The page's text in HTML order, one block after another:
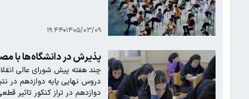
۱۴۰۵/۰۳/۰۹ ۱۹:۴۴
پذیرش در دانشگاه‌ها با
چند هفته پیش شورای عالی
دوازدهم در تراز کنکور تاثیر قطعی ۶۰ درصد خواهند داشت. رمضان رحیمی، عضو کمیسیون آموزش مجلس در گفت‌وگو با دیده‌بان ایران با تاکید بر این